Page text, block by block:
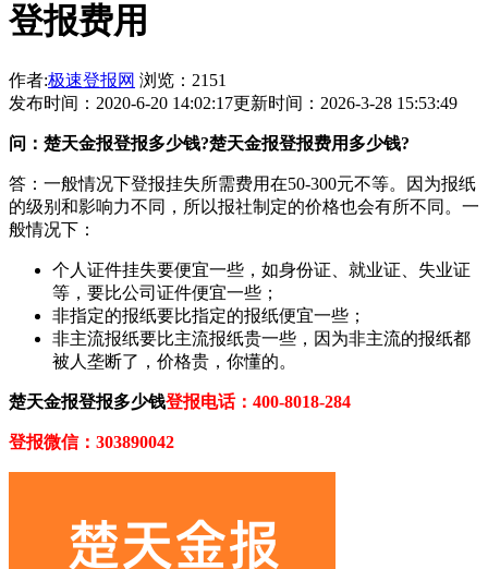
登报费用
作者:极速登报网 浏览：2151
发布时间：2020-6-20 14:02:17更新时间：2026-3-28 15:53:49
问：楚天金报登报多少钱?楚天金报登报费用多少钱?
答：一般情况下登报挂失所需费用在50-300元不等。因为报纸
的级别和影响力不同，所以报社制定的价格也会有所不同。一
般情况下：
个人证件挂失要便宜一些，如身份证、就业证、失业证
等，要比公司证件便宜一些；
非指定的报纸要比指定的报纸便宜一些；
非主流报纸要比主流报纸贵一些，因为非主流的报纸都
被人垄断了，价格贵，你懂的。
楚天金报登报多少钱登报电话：400-8018-284
登报微信：303890042